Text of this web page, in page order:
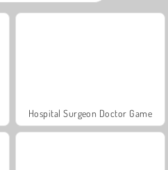
Hospital Surgeon Doctor Game